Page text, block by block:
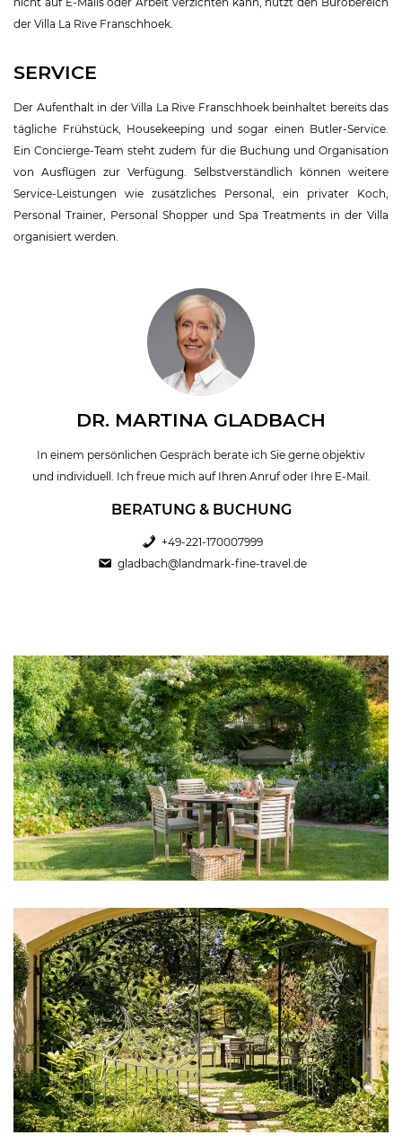
der Villa La Rive Franschhoek.
SERVICE
Der Aufenthalt in der Villa La Rive Franschhoek beinhaltet bereits das
tägliche Frühstück, Housekeeping und sogar einen Butler-Service.
Ein Concierge-Team steht zudem für die Buchung und Organisation
von Ausflügen zur Verfügung. Selbstverständlich können weitere
Service-Leistungen wie zusätzliches Personal, ein privater Koch,
Personal Trainer, Personal Shopper und Spa Treatments in der Villa
organisiert werden.
DR. MARTINA GLADBACH
In einem persönlichen Gespräch berate ich Sie gerne objektiv
und individuell. Ich freue mich auf Ihren Anruf oder Ihre E-Mail.
BERATUNG & BUCHUNG
+49-221-170007999
gladbach@landmark-fine-travel.de